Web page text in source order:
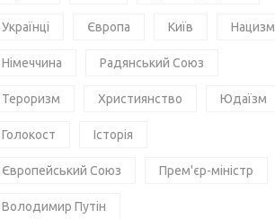
Українці Європа Київ Нацизм
Німеччина Радянський Союз
Тероризм Християнство Юдаїзм
Голокост Історія
Європейський Союз Прем'єр-міністр
Володимир Путін